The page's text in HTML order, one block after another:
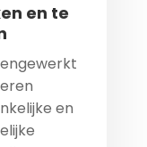
en te
en